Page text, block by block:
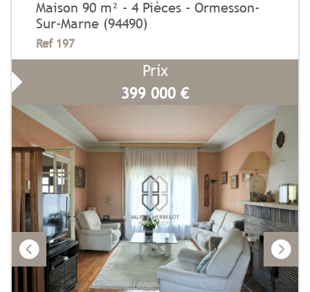
Maison 90 m² - 4 Pièces - Ormesson-
Sur-Marne (94490)
Ref 197
Prix
399 000 €